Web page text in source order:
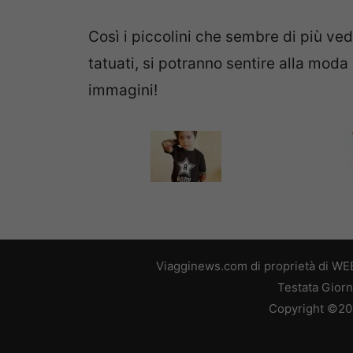
Così i piccolini che sembre di più
tatuati, si potranno sentire alla moda
immagini!
Viagginews.com di proprietà di
Testata
Copyright